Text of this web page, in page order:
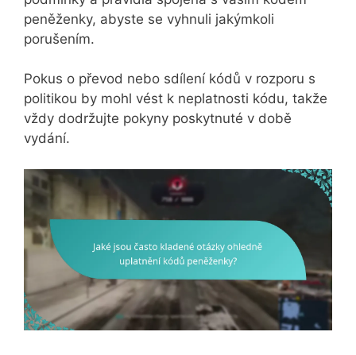
peněženky, abyste se vyhnuli jakýmkoli
porušením.
Pokus o převod nebo sdílení kódů v rozporu s
politikou by mohl vést k neplatnosti kódu, takže
vždy dodržujte pokyny poskytnuté v době
vydání.